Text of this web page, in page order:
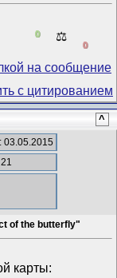
0 ⚖️
0
^
03.05.2015
of the butterfly"
карты: